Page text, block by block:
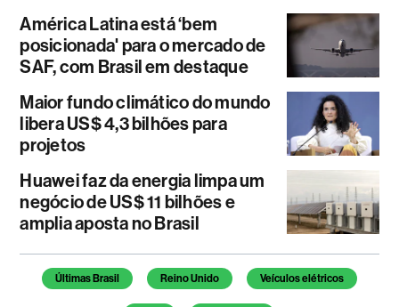
América Latina está ‘bem
posicionada' para o mercado de
SAF, com Brasil em destaque
Maior fundo climático do mundo
libera US$ 4,3 bilhões para
projetos
Huawei faz da energia limpa um
negócio de US$ 11 bilhões e
amplia aposta no Brasil
Temas deste artigo
Últimas Brasil Reino Unido Veículos elétricos